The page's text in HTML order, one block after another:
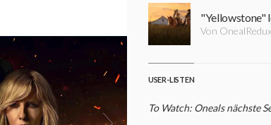
Von OnealRedux
USER-LISTEN
To Watch: Oneals nächste